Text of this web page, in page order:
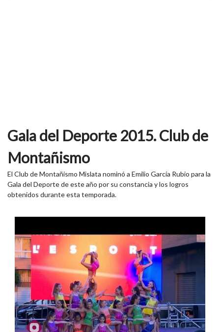
Gala del Deporte 2015. Club de
Montañismo
El Club de Montañismo Mislata nominó a Emilio García Rubio para la
Gala del Deporte de este año por su constancia y los logros
obtenidos durante esta temporada.